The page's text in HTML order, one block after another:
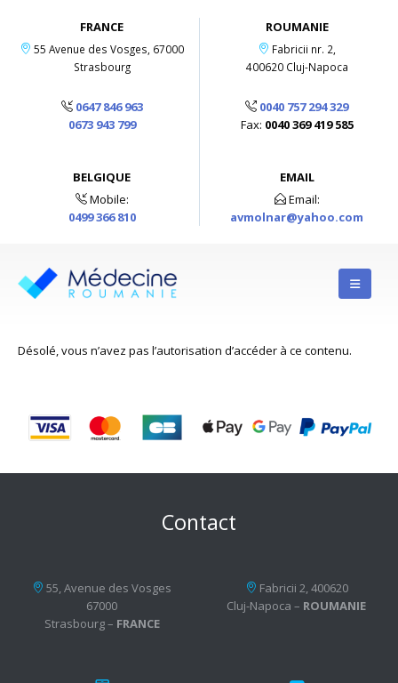
FRANCE
55 Avenue des Vosges, 67000
Strasbourg
0647 846 963
0673 943 799
ROUMANIE
Fabricii nr. 2,
400620 Cluj-Napoca
0040 757 294 329
Fax: 0040 369 419 585
BELGIQUE
Mobile:
0499 366 810
EMAIL
Email:
avmolnar@yahoo.com
Désolé, vous n’avez pas l’autorisation d’accéder à ce contenu.
Contact
55, Avenue des Vosges
67000
Strasbourg – FRANCE
Fabricii 2, 400620
Cluj-Napoca – ROUMANIE